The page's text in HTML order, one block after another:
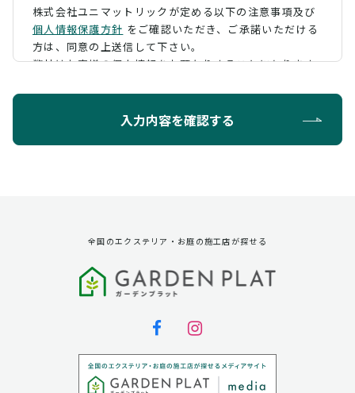
株式会社ユニマットリックが定める以下の注意事項及び
個人情報保護方針 をご確認いただき、 ご承諾いただける
方は、同意の上送信して下さい。
弊社はお客様の個人情報をお預かりすることになります
ように定め、保護に努めております。
第三者への提供
弊社は法律で定められている場合を除いて、お客様の個
個人情報の取扱い業務の委託
弊社は事業運営上、お客様により良いサービスを提供す
入力内容を確認する
全国のエクステリア・お庭の施工店が探せる